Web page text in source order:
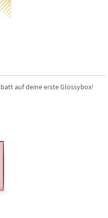
auf deine erste Glossybox!